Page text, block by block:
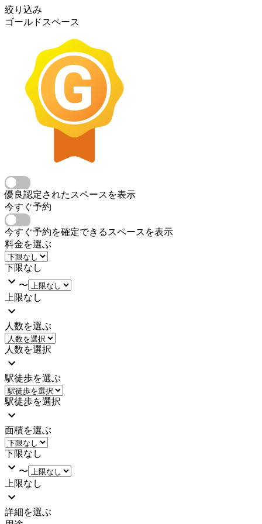
絞り込み
ゴールドスペース
優良認定されたスペースを表示
今すぐ予約
今すぐ予約を確定できるスペースを表示
料金を選ぶ
下限なし
〜
上限なし
人数を選ぶ
人数を選択
駅徒歩を選ぶ
駅徒歩を選択
面積を選ぶ
下限なし
〜
上限なし
詳細を選ぶ